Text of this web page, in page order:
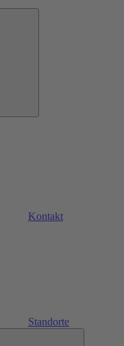
Kontakt
Standorte